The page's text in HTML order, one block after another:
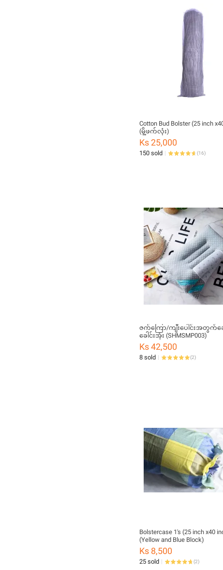
Cotton Bud Bolster (25 inch
(မှို့ဖက်လုံး)
Ks 25,000
150 sold (16)
ဇက်ကြော/ကျီးပေါင်းအတွက်ဆ
ခေါင်းအုံး (SHMSMP003)
Ks 42,500
8 sold (2)
Bolstercase 1's (25 inch x40
(Yellow and Blue Block)
Ks 8,500
25 sold (2)